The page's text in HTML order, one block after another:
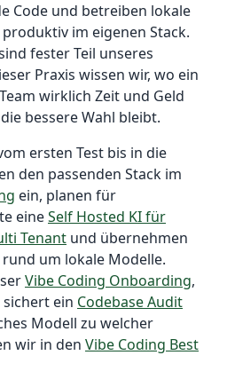
Code und betreiben lokale
im eigenen Stack.
fester Teil unseres
Praxis wissen wir, wo ein
wirklich Zeit und Geld
bessere Wahl bleibt.
ersten Test bis in die
den passenden Stack im
ein, planen für
eineSelf Hosted KI für
Tenant und übernehmen
rund um lokale Modelle.
Vibe Coding Onboarding,
ein Codebase Audit
Modell zu welcher
wir in den Vibe Coding Best